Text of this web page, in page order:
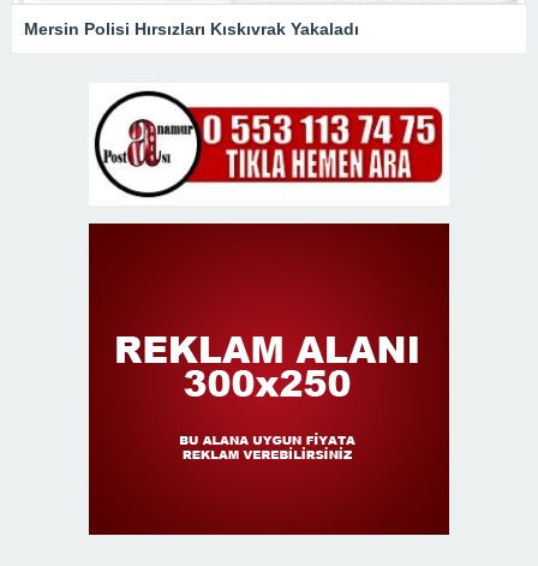
Mersin Polisi Hırsızları Kıskıvrak Yakaladı